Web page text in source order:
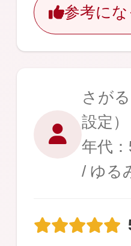
参考にな
さが
設定）
年代
/ ゆる